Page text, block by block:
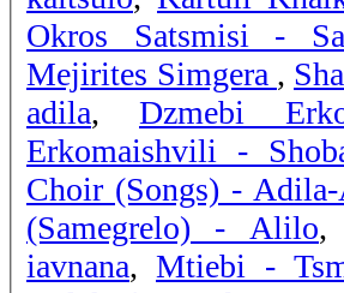
Okros Satsmisi -
Mejirites Simgera ,
adila, Dzmebi
Choir (Songs) -
(Samegrelo) - Alilo
iavnana, Mtiebi -